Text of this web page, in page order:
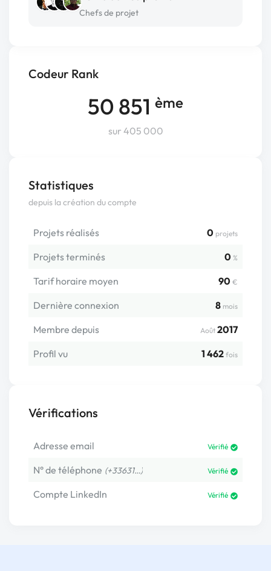
Codeur Rank
50 851 ème
sur 405 000
Statistiques
depuis la création du compte
Projets réalisés 0 projets
Projets terminés 0 %
Tarif horaire moyen 90 €
Dernière connexion 8 mois
Membre depuis Août 2017
Profil vu
1 462 fois
Vérifications
Adresse email Vérifié
N° de téléphone (+33631…) Vérifié
Compte LinkedIn Vérifié
Chefs de projet